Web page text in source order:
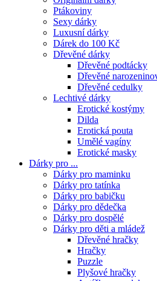
Ptákoviny
Sexy dárky
Luxusní dárky
Dárek do 100 Kč
Dřevěné dárky
Dřevěné podtácky
Dřevěné
Dřevěné cedulky
Lechtivé dárky
Erotické kostýmy
Dilda
Erotická pouta
Umělé vagíny
Erotické masky
Dárky pro ...
Dárky pro maminku
Dárky pro tatínka
Dárky pro babičku
Dárky pro dědečka
Dárky pro dospělé
Dárky pro děti a mládež
Dřevěné hračky
Hračky
Puzzle
Plyšové hračky